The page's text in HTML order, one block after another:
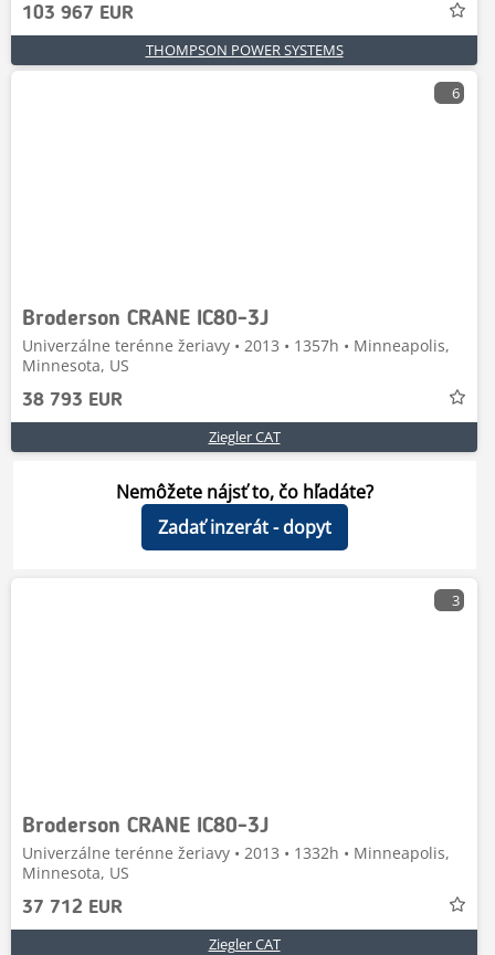
103 967 EUR
THOMPSON POWER SYSTEMS
6
Broderson CRANE IC80-3J
Univerzálne terénne žeriavy • 2013 • 1357h • Minneapolis,
Minnesota, US
38 793 EUR
Ziegler CAT
Nemôžete nájsť to, čo hľadáte?
Zadať inzerát - dopyt
3
Broderson CRANE IC80-3J
Univerzálne terénne žeriavy • 2013 • 1332h • Minneapolis,
Minnesota, US
37 712 EUR
Ziegler CAT